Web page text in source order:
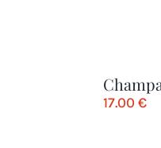
17.00 €